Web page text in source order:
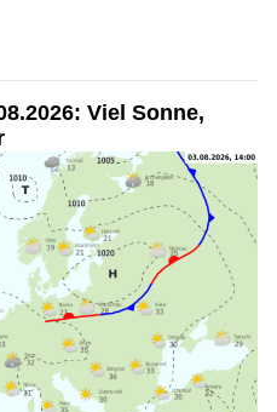
Viel Sonne,